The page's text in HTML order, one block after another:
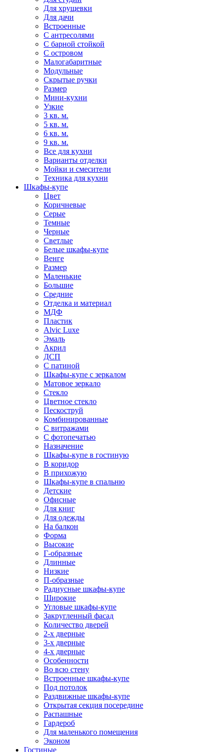
Для хрущевки
Для дачи
Встроенные
С антресолями
С барной стойкой
С островом
Малогабаритные
Модульные
Скрытые ручки
Размер
Мини-кухни
Узкие
3 кв. м.
5 кв. м.
6 кв. м.
9 кв. м.
Все для кухни
Варианты отделки
Мойки и смесители
Техника для кухни
Шкафы-купе
Цвет
Коричневые
Серые
Темные
Черные
Светлые
Белые шкафы-купе
Венге
Размер
Маленькие
Большие
Средние
Отделка и материал
МДФ
Пластик
Alvic Luxe
Эмаль
Акрил
ДСП
С патиной
Шкафы-купе с зеркалом
Матовое зеркало
Стекло
Цветное стекло
Пескоструй
Комбинированные
С витражами
С фотопечатью
Назначение
Шкафы-купе в гостиную
В коридор
В прихожую
Шкафы-купе в спальню
Детские
Офисные
Для книг
Для одежды
На балкон
Форма
Высокие
Г-образные
Длинные
Низкие
П-образные
Радиусные шкафы-купе
Широкие
Угловые шкафы-купе
Закругленный фасад
Количество дверей
2-х дверные
3-х дверные
4-х дверные
Особенности
Во всю стену
Встроенные шкафы-купе
Под потолок
Раздвижные шкафы-купе
Открытая секция посередине
Распашные
Гардероб
Для маленького помещения
Эконом
Гостиные